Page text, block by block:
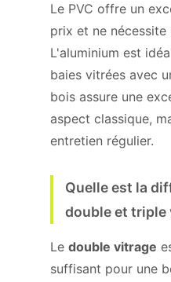
Le PVC offre un
prix et ne
L'aluminium est
baies vitrées avec
bois assure une
aspect classique,
entretien régulier.
Quelle est la
double et triple
Le double vitrage
suffisant pour une